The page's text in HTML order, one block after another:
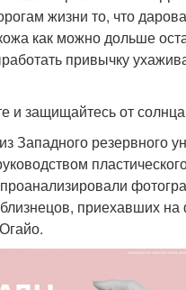
жизни то, что
как можно дольше
привычку
и защищайтесь от
Западного резервного
приехавших на